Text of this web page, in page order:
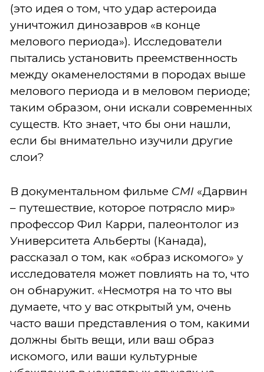
(это идея о том, что удар астероида
уничтожил динозавров «в конце
мелового периода»). Исследователи
пытались установить преемственность
между окаменелостями в породах выше
мелового периода и в меловом периоде;
таким образом, они искали современных
существ. Кто знает, что бы они нашли,
если бы внимательно изучили другие
слои?
В документальном фильме CMI «Дарвин
– путешествие, которое потрясло мир»
профессор Фил Карри, палеонтолог из
Университета Альберты (Канада),
рассказал о том, как «образ искомого» у
исследователя может повлиять на то, что
он обнаружит. «Несмотря на то что вы
думаете, что у вас открытый ум, очень
часто ваши представления о том, какими
должны быть вещи, или ваш образ
искомого, или ваши культурные